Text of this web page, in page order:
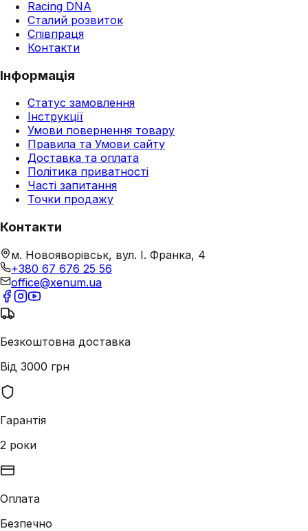
Racing DNA
Сталий розвиток
Співпраця
Контакти
Інформація
Статус замовлення
Інструкції
Умови повернення товару
Правила та Умови сайту
Доставка та оплата
Політика приватності
Часті запитання
Точки продажу
Контакти
м. Новояворівськ, вул. І. Франка, 4
+380 67 676 25 56
office@xenum.ua
Безкоштовна доставка
Від 3000 грн
Гарантія
2 роки
Оплата
Безпечно